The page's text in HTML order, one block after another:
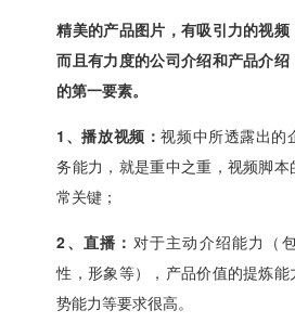
精美的产品图片，有吸引力的视频
而且有力度的公司介绍和产品介
的第一要素。
1、播放视频：视频中所透露出的
务能力，就是重中之重，视频脚
常关键；
2、直播： 对于主动介绍能力（
性，形象等），产品价值的提炼
势能力等要求很高。